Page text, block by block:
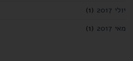
יולי 2017
(1)
מאי 2017
(1)